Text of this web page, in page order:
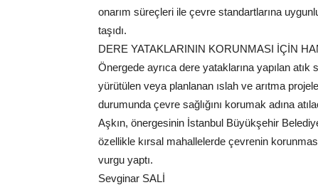
onarım süreçleri ile çevre standartlarına
taşıdı.
DERE YATAKLARININ KORUNMASI İÇİN
Önergede ayrıca dere yataklarına yapılan atık
yürütülen veya planlanan ıslah ve arıtma
durumunda çevre sağlığını korumak adına
Aşkın, önergesinin İstanbul Büyükşehir
özellikle kırsal mahallelerde çevrenin
vurgu yaptı.
Sevginar SALİ